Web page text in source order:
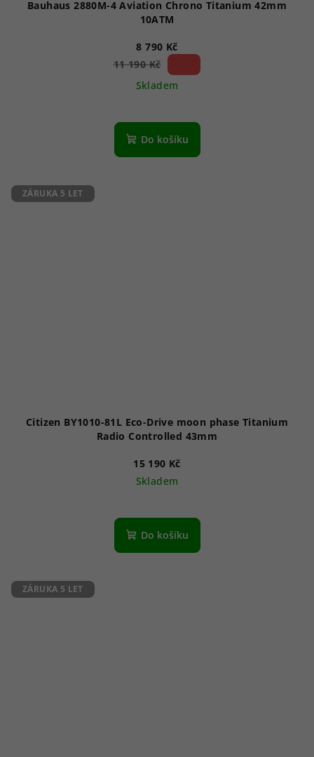
Bauhaus 2880M-4 Aviation Chrono Titanium 42mm
10ATM
8 790 Kč
11 190 Kč
Skladem
Do košíku
ZÁRUKA 5 LET
Citizen BY1010-81L Eco-Drive moon phase Titanium
Radio Controlled 43mm
15 190 Kč
Skladem
Do košíku
ZÁRUKA 5 LET